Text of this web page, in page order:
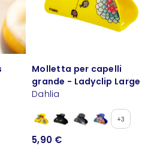
Molletta per capelli
grande - Ladyclip Large
Dahlia
+3
5,90 €